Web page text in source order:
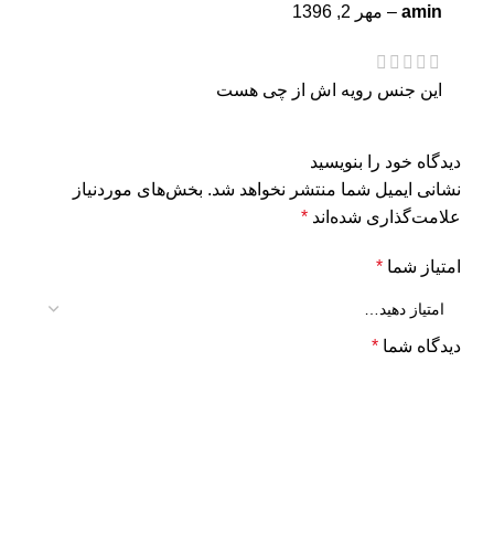
amin
– مهر 2, 1396
این جنس رویه اش از چی هست
دیدگاه خود را بنویسید
نشانی ایمیل شما منتشر نخواهد شد. بخش‌های موردنیاز
علامت‌گذاری شده‌اند *
امتیاز شما *
دیدگاه شما *